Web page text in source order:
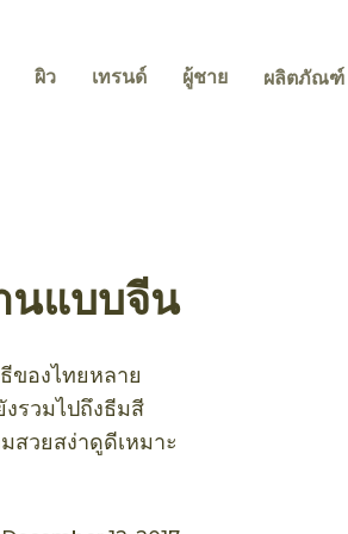
ผิว เทรนด์ ผู้ชาย ผลิตภัณฑ์
นแบบจีน
ของไทยหลาย
รวมไปถึงธีมสี
สวยสง่าดูดีเหมาะ